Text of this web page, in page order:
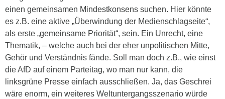
einen gemeinsamen Mindestkonsens suchen. Hier könnte
es z.B. eine aktive „Überwindung der Medienschlagseite“,
als erste „gemeinsame Priorität“, sein. Ein Unrecht, eine
Thematik, – welche auch bei der eher unpolitischen Mitte,
Gehör und Verständnis fände. Soll man doch z.B., wie einst
die AfD auf einem Parteitag, wo man nur kann, die
linksgrüne Presse einfach ausschließen. Ja, das Geschrei
wäre enorm, ein weiteres Weltuntergangsszenario würde